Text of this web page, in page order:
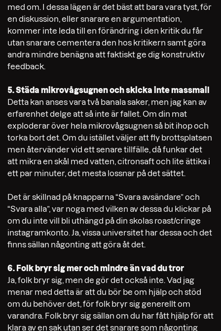
med om. I dessa lägen är det bäst att bara vara tyst, för
en diskussion, eller snarare en argumentation,
kommer inte leda till en förändring i den kritik du får
utan snarare cementera den hos kritikern samt göra
andra mindre benägna att faktiskt ge dig konstruktiv
feedback.
5. Städa mikrovågsugnen och skicka inte massmail
Detta kan anses vara två banala saker, men jag kan av
erfarenhet delge att så inte är fallet. Om din mat
exploderar över hela mikrovågsugnen så bit ihop och
torka bort det. Om du istället väljer att fly brottsplatsen
men återvänder vid ett senare tillfälle, då funkar det
att mikra en skål med vatten, citronsaft och lite ättika i
ett par minuter, det mesta lossnar på det sättet.
Det är skillnad på knapparna “Svara avsändare” och
“Svara alla”, var noga med vilken av dessa du klickar på
om du inte vill bli uthängd på din skolas roast/cringe
instagramkonto. Ja, vissa universitet har dessa och det
finns sällan någonting att göra åt det.
6. Folk bryr sig mer och mindre än vad du tror
Ja, folk bryr sig, men de gör det också inte. Vad jag
menar med detta är att du bör be om hjälp och stöd
om du behöver det, för folk bryr sig generellt om
varandra. Folk bryr sig sällan om du har fått hjälp för att
klara av en sak utan ser det snarare som någonting